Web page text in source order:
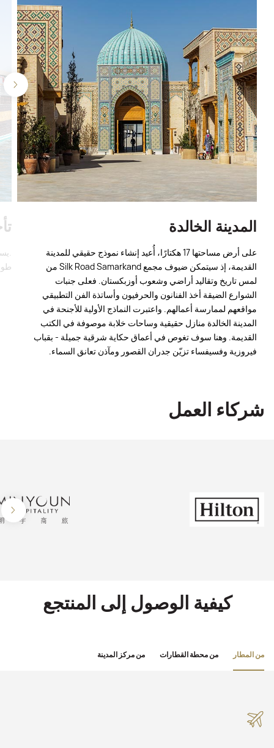
المدينة الخالدة
على أرض مساحتها 17 هكتارًا، أُعيد إنشاء نموذج حقيقي للمدينة
القديمة، إذ سيتمكن ضيوف مجمع Silk Road Samarkand من
لمس تاريخ وتقاليد أراضي وشعوب أوزبكستان. فعلى جنبات
الشوارع الضيقة أخذ الفنانون والحرفيون وأساتذة الفن التطبيقي
مواقعهم لممارسة أعمالهم. واعتبرت النماذج الأولية للأجنحة في
المدينة الخالدة منازل حقيقية وساحات خلابة موصوفة في الكتب
القديمة. وهنا سوف تغوص في أعماق حكاية شرقية جميلة - بقباب
فيروزية وفسيفساء تزيّن جدران القصور ومآذن تعانق السماء.
شركاء العمل
كيفية الوصول إلى المنتجع
من المطار من محطة القطارات من مركز المدينة